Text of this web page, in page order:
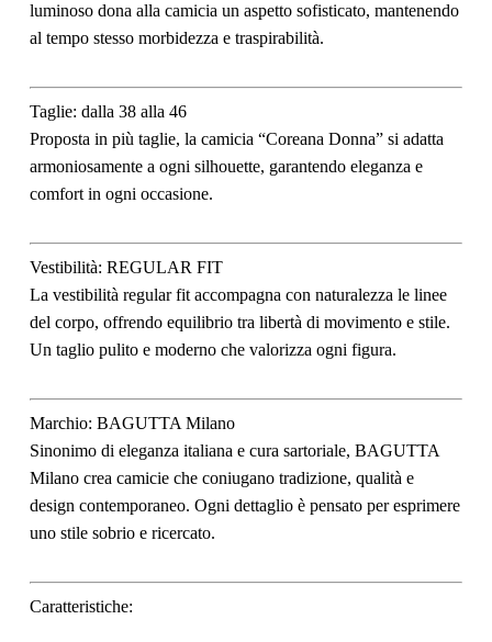
luminoso dona alla camicia un aspetto sofisticato, mantenendo
al tempo stesso morbidezza e traspirabilità.
Taglie: dalla 38 alla 46
Proposta in più taglie, la camicia “Coreana Donna” si adatta
armoniosamente a ogni silhouette, garantendo eleganza e
comfort in ogni occasione.
Vestibilità: REGULAR FIT
La vestibilità regular fit accompagna con naturalezza le linee
del corpo, offrendo equilibrio tra libertà di movimento e stile.
Un taglio pulito e moderno che valorizza ogni figura.
Marchio: BAGUTTA Milano
Sinonimo di eleganza italiana e cura sartoriale, BAGUTTA
Milano crea camicie che coniugano tradizione, qualità e
design contemporaneo. Ogni dettaglio è pensato per esprimere
uno stile sobrio e ricercato.
Caratteristiche: